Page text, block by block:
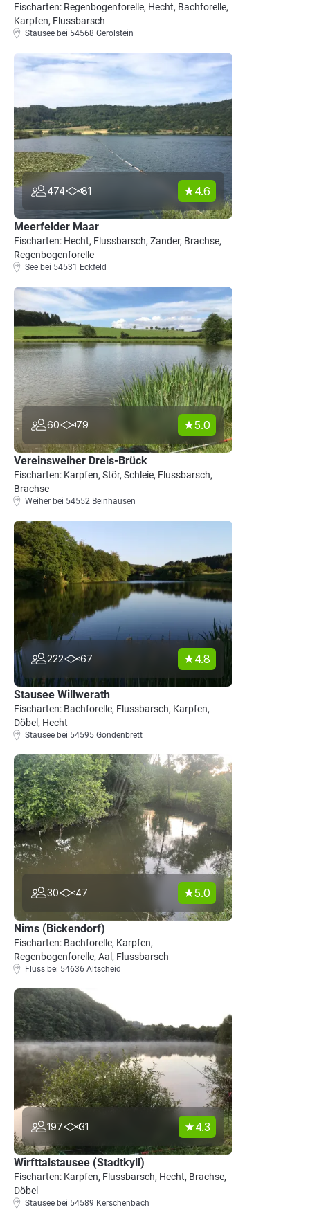
Fischarten: Regenbogenforelle, Hecht, Bachforelle,
Karpfen, Flussbarsch
Stausee bei 54568 Gerolstein
474 81 4.6
Meerfelder Maar
Fischarten: Hecht, Flussbarsch, Zander, Brachse,
Regenbogenforelle
See bei 54531 Eckfeld
60 79 5.0
Vereinsweiher Dreis-Brück
Fischarten: Karpfen, Stör, Schleie, Flussbarsch,
Brachse
Weiher bei 54552 Beinhausen
222 67 4.8
Stausee Willwerath
Fischarten: Bachforelle, Flussbarsch, Karpfen,
Döbel, Hecht
Stausee bei 54595 Gondenbrett
30 47 5.0
Nims (Bickendorf)
Fischarten: Bachforelle, Karpfen,
Regenbogenforelle, Aal, Flussbarsch
Fluss bei 54636 Altscheid
197 31 4.3
Wirfttalstausee (Stadtkyll)
Fischarten: Karpfen, Flussbarsch, Hecht, Brachse,
Döbel
Stausee bei 54589 Kerschenbach